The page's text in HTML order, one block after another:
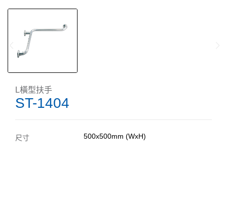
L橫型扶手
ST-1404
尺寸 500x500mm (WxH)